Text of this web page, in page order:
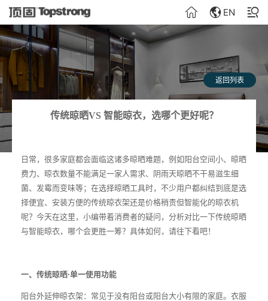
EN
返回列表
传统晾晒VS 智能晾衣，选哪个更好呢？
日常，很多家庭都会面临这诸多晾晒难题，例如阳台空间小、晾晒
费力、晾衣数量不能满足一家人需求、阴雨天晾晒不干易滋生细
菌、发霉而变味等；在选择晾晒工具时，不少用户都纠结到底是选
择便宜、安装方便的传统晾衣架还是价格稍贵但智能化的晾衣机
呢？今天在这里，小编带着消费者的疑问，分析对比一下传统晾晒
与智能晾衣，哪个会更胜一筹？具体如何，请往下看吧！
一、传统晾晒·单一使用功能
阳台外延伸晾衣架：常见于没有阳台或阳台大小有限的家庭。衣服